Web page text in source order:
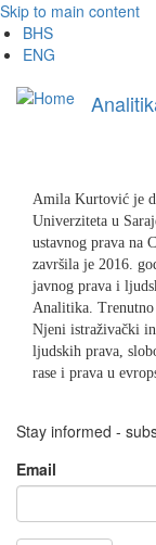
Skip to main content
BHS
ENG
Amila Kurtović je
Univerziteta u
ustavnog prava na
završila je 2016.
javnog prava i
Analitika. Trenutno
Njeni istraživački
ljudskih prava,
rase i prava u
Stay informed -
Email